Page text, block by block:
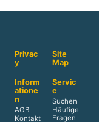
Privac
y
Site
Map
Inform
atione
n
AGB
Kontakt
Servic
e
Suchen
Häufige
Fragen